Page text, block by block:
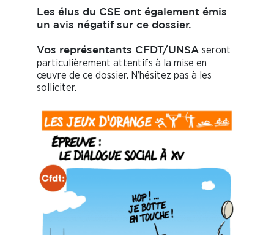
Les élus du CSE ont également émis
un avis négatif sur ce dossier.
Vos représentants CFDT/UNSA seront
particulièrement attentifs à la mise en
œuvre de ce dossier. N’hésitez pas à les
solliciter.